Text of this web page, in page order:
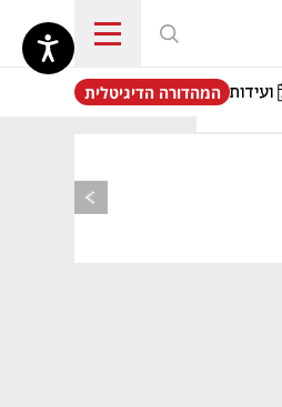
ועידות
נפתח בכרטיסייה חדשה
המהדורה הדיגיטלית